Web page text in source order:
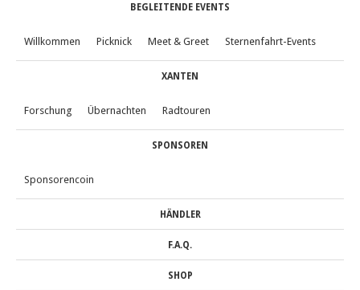
BEGLEITENDE EVENTS
Willkommen Picknick Meet & Greet Sternenfahrt-Events
XANTEN
Forschung Übernachten Radtouren
SPONSOREN
Sponsorencoin
HÄNDLER
F.A.Q.
SHOP